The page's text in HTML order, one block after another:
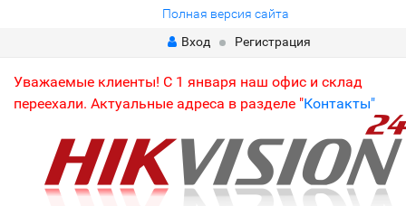
Полная версия сайта
Вход
Регистрация
Уважаемые клиенты! С 1 января наш офис и склад
переехали. Актуальные адреса в разделе "Контакты"